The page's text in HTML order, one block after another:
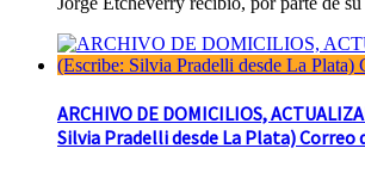
ARCHIVO DE DOMICILIOS,
Silvia Pradelli desde La Plata) Correo